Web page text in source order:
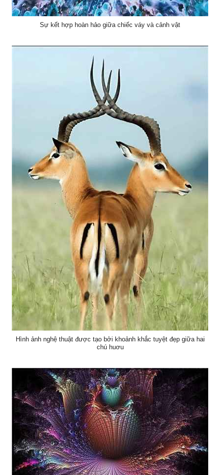
Sự kết hợp hoàn hảo giữa chiếc váy và cảnh vật
Hình ảnh nghệ thuật được tạo bởi khoảnh khắc tuyệt đẹp giữa hai
chú huơu